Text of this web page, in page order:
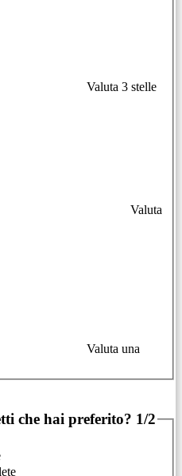
Valuta 3 stelle
Valuta
Valuta una
che hai preferito? 1/2